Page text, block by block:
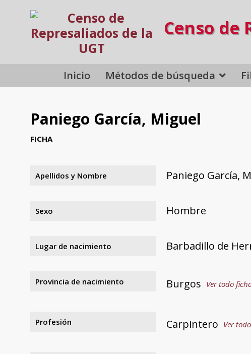
Censo de
Inicio Métodos de búsqueda
Paniego García, Miguel
FICHA
Apellidos y Nombre Paniego García,
Sexo Hombre
Lugar de nacimiento Barbadillo de
Provincia de nacimiento Burgos Ver todo
Profesión Carpintero Ver